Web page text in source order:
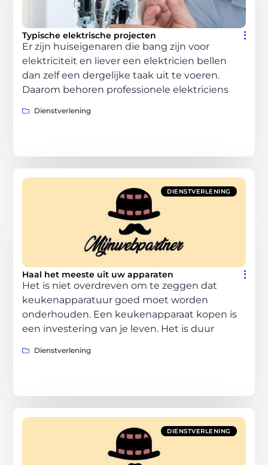
Typische elektrische projecten
Er zijn huiseigenaren die bang zijn voor
elektriciteit en liever een elektricien bellen
dan zelf een dergelijke taak uit te voeren.
Daarom behoren professionele elektriciens
Dienstverlening
DIENSTVERLENING
Haal het meeste uit uw apparaten
Het is niet overdreven om te zeggen dat
keukenapparatuur goed moet worden
onderhouden. Een keukenapparaat kopen is
een investering van je leven. Het is duur
Dienstverlening
DIENSTVERLENING